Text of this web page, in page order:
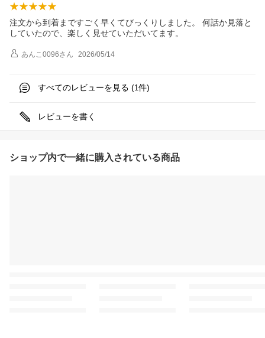
注文から到着まですごく早くてびっくりしました。 何話か見落と
していたので、楽しく見せていただいてます。
あんこ0096さん 2026/05/14
すべてのレビューを見る (1件)
レビューを書く
ショップ内で一緒に購入されている商品